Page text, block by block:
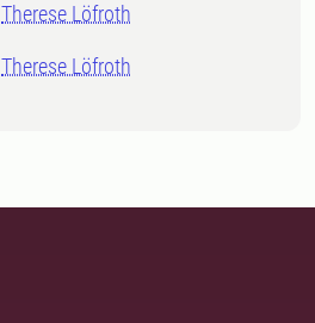
Therese Löfroth
Therese Löfroth